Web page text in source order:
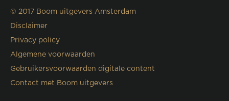
© 2017 Boom uitgevers Amsterdam
Disclaimer
Privacy policy
Algemene voorwaarden
Gebruikersvoorwaarden digitale content
Contact met Boom uitgevers